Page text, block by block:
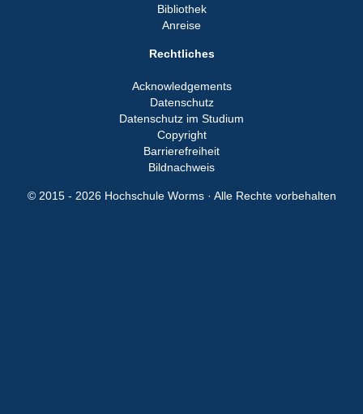
Bibliothek
Anreise
Rechtliches
Acknowledgements
Datenschutz
Datenschutz im Studium
Copyright
Barrierefreiheit
Bildnachweis
© 2015 - 2026 Hochschule Worms · Alle Rechte vorbehalten